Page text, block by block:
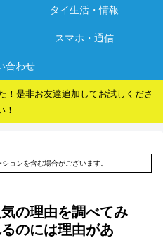
タイ生活・情報
スマホ・通信
合わせ
！是非お友達追加してお試しくださ
！
ョンを含む場合がございます。
の理由を調べてみ
のには理由があ